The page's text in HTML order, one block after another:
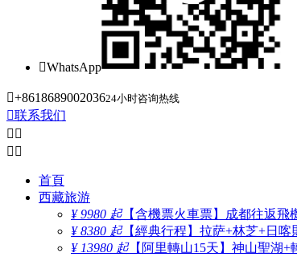
WhatsApp
+861868900203624小时咨询热线
联系我们
 
 
首頁
西藏旅游
¥ 9980 起【含機票火車票】成都往返飛
¥ 8380 起【經典行程】拉萨+林芝+日喀
¥ 13980 起【阿里轉山15天】神山聖湖+